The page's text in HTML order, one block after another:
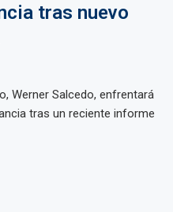
tras nuevo
Werner Salcedo, enfrentará
tras un reciente informe